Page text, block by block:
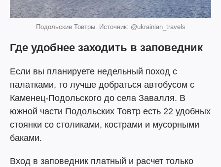
Подольские Товтры. Источник: @ukrainian_travels
Где удобнее заходить в заповедник
Если вы планируете недельный поход с
палатками, то лучше добраться автобусом с
Каменец-Подольского до села Завалля. В
южной части Подольских Товтр есть 22 удобных
стоянки со столиками, кострами и мусорными
баками.
Вход в заповедник платный и расчет только